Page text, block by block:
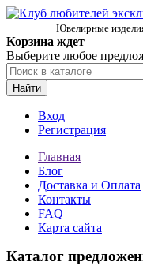
Ювелирные
Корзина ждет
Выберите любое
Найти
Вход
Регистрация
Главная
Блог
Доставка и Оплата
Контакты
FAQ
Карта сайта
Каталог